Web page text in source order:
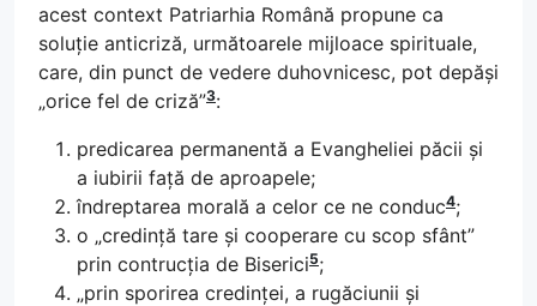
acest context Patriarhia Română propune ca
soluție anticriză, următoarele mijloace spirituale,
care, din punct de vedere duhovnicesc, pot depăși
„orice fel de criză”3:
predicarea permanentă a Evangheliei păcii și
a iubirii față de aproapele;
îndreptarea morală a celor ce ne conduc4;
o „credință tare și cooperare cu scop sfânt”
prin contrucția de Biserici5;
„prin sporirea credinței, a rugăciunii și